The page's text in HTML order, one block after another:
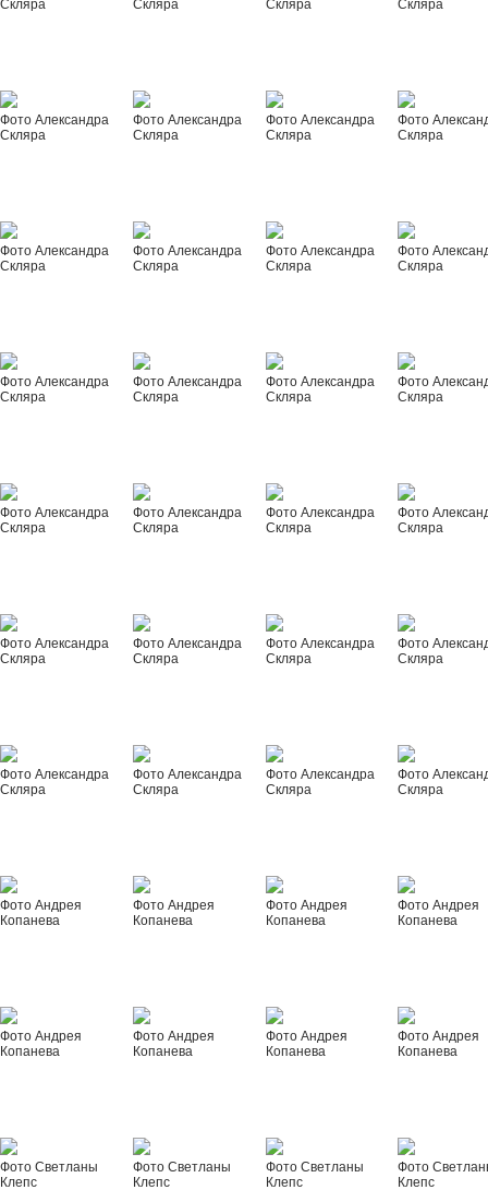
Скляра
Скляра
Скляра
Скляра
Фото Александра
Скляра
Фото Александра
Скляра
Фото Александра
Скляра
Фото
Скляра
Фото Александра
Скляра
Фото Александра
Скляра
Фото Александра
Скляра
Фото
Скляра
Фото Александра
Скляра
Фото Александра
Скляра
Фото Александра
Скляра
Фото
Скляра
Фото Александра
Скляра
Фото Александра
Скляра
Фото Александра
Скляра
Фото
Скляра
Фото Александра
Скляра
Фото Александра
Скляра
Фото Александра
Скляра
Фото
Скляра
Фото Александра
Скляра
Фото Александра
Скляра
Фото Александра
Скляра
Фото
Скляра
Фото Андрея
Копанева
Фото Андрея
Копанева
Фото Андрея
Копанева
Фото Андрея
Копанева
Фото Андрея
Копанева
Фото Андрея
Копанева
Фото Андрея
Копанева
Фото Андрея
Копанева
Фото Светланы
Клепс
Фото Светланы
Клепс
Фото Светланы
Клепс
Фото
Клепс